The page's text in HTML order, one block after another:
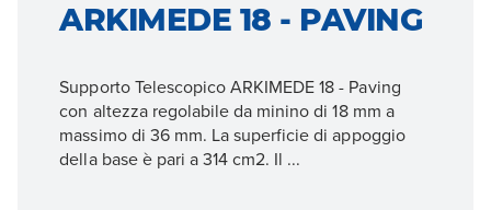
ARKIMEDE 18 - PAVING
Supporto Telescopico ARKIMEDE 18 - Paving
con altezza regolabile da minino di 18 mm a
massimo di 36 mm. La superficie di appoggio
della base è pari a 314 cm2. Il ...